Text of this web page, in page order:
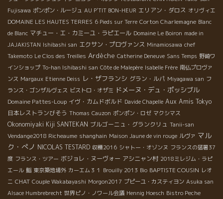
Fujisawa ポンポン・ルージュ AU P'TIT BON-HEUR エリアン・ダロス オリヴィエ
DOMAINE LES HAUTES TERRES 6 Pieds sur Terre Corton Charlemagne Blanc
de Blanc マチュー・エ・カミーユ・ラピエール Domaine Le Boiron made in
JAJAKISTAN Ishibashi san エクサン・プロヴァンス Minamiosawa chef
Takemoto Le Clos des Treilles Ardèche Catherine Deneuve Sans Temps 野崎ワ
インショップ To-han Ishibashi san Côte de Malepère Isabelle Frère 南仏プロヴァ
ンス Margaux Etienne Deiss レ・ザフランシ グラン・ルパ Miyagawa san フ
ランス・ゴンザルヴェス ビストロ・オザミ ドメーヌ・デュ・ポッシブル
Domaine Pattes-Loup イヴ・カムドボルド Davide Chapelle Aux Amis Tokyo
日本レストランびそう Thomas Cauzon ポンポン・ロゼ マクシマス
Okonomiyaki Kiji SANTEKAN ブルゴーニュ・グランクリュ Tanii-san
Vendange2018 Richeaume shanghain Maison Jaune de vin rouge ルヴァ マル
ク・ぺノ NICOLAS TESTARD 収穫2016 シャトー・オゾンヌ フランスの猛暑37
度 フランス・ツアー ボジョレ・ヌーヴォー アシニャン村 2018ミレジム・ラピ
エール 鮨 東京築地場外 カーエム３１ Brouilly 2013 Bio BAPTISTE COUSIN レオ
ニ CHAT Couple Wakabayashi Morgon2017 プピーユ・カスティヨン Asuka san
Alsace Humbrebrecht 世界ピノ・ノワール会議 Hennig Hoesch Bistro Peche